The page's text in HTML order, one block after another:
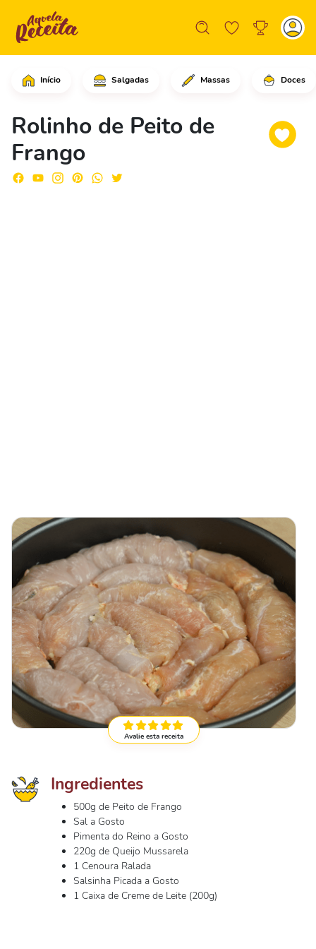
Início Salgadas Massas Doces
Rolinho de Peito de
Frango
Comece cortando o frango em
Avalie esta receita
Ingredientes
500g de Peito de Frango
Sal a Gosto
Pimenta do Reino a Gosto
220g de Queijo Mussarela
1 Cenoura Ralada
Salsinha Picada a Gosto
1 Caixa de Creme de Leite (200g)